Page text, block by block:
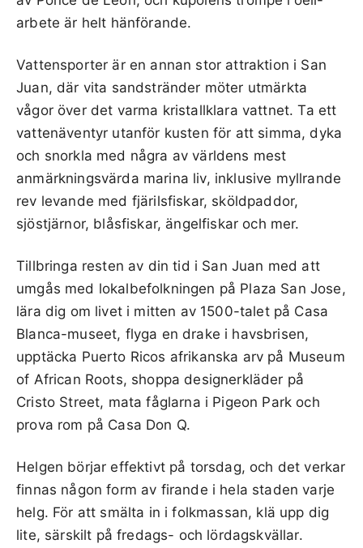
arbete är helt hänförande.
Vattensporter är en annan stor attraktion i San
Juan, där vita sandstränder möter utmärkta
vågor över det varma kristallklara vattnet. Ta ett
vattenäventyr utanför kusten för att simma, dyka
och snorkla med några av världens mest
anmärkningsvärda marina liv, inklusive myllrande
rev levande med fjärilsfiskar, sköldpaddor,
sjöstjärnor, blåsfiskar, ängelfiskar och mer.
Tillbringa resten av din tid i San Juan med att
umgås med lokalbefolkningen på Plaza San Jose,
lära dig om livet i mitten av 1500-talet på Casa
Blanca-museet, flyga en drake i havsbrisen,
upptäcka Puerto Ricos afrikanska arv på Museum
of African Roots, shoppa designerkläder på
Cristo Street, mata fåglarna i Pigeon Park och
prova rom på Casa Don Q.
Helgen börjar effektivt på torsdag, och det verkar
finnas någon form av firande i hela staden varje
helg. För att smälta in i folkmassan, klä upp dig
lite, särskilt på fredags- och lördagskvällar.